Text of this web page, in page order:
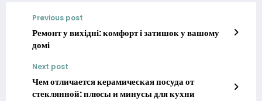
Previous post
Ремонт у вихідні: комфорт і затишок у вашому
домі
Next post
Чем отличается керамическая посуда от
стеклянной: плюсы и минусы для кухни